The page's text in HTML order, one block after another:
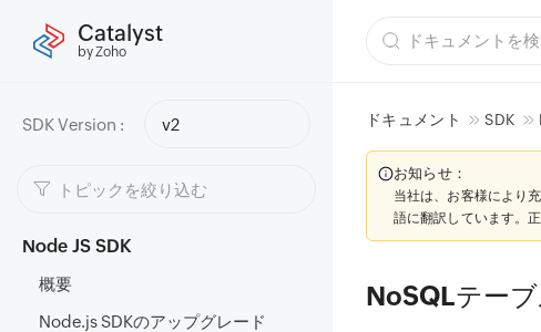
Catalyst
by Zoho
SDK Version : v2
Node JS SDK
概要
Node.js SDKのアップグレード
ドキュメント SDK
お知らせ：
当社は、お客様により
語に翻訳しています。
NoSQLテー